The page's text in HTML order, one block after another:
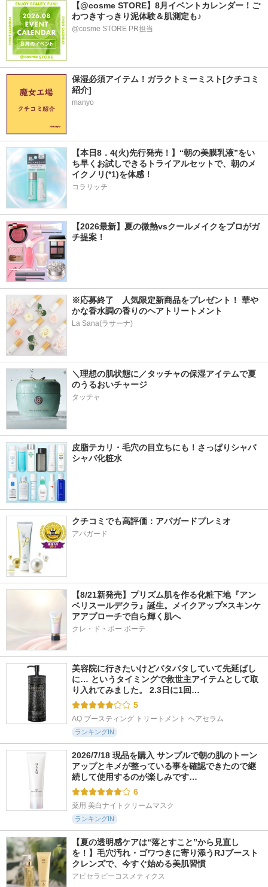
【@cosme STORE】8月イベントカレンダー！ご
わつきすっきり泥体験＆肌測定も♪
@cosme STORE PR担当
保湿必須アイテム！ガラクトミーミスト[クチコミ
紹介]
manyo
【本日8．4(火)先行発売！】“朝の美膜乳液”をい
ち早くお試しできるトライアルセットで、朝のメ
イクノリ(*1)を体感！
コラリッチ
【2026最新】夏の微熱vsクールメイクをプロがガ
チ提案！
※応募終了　人気限定新商品をプレゼント！ 華や
かな香水調の香りのヘアトリートメント
La Sana(ラサーナ)
＼理想の肌状態に／タッチャの保湿アイテムで夏
のうるおいチャージ
タッチャ
皮脂テカリ・毛穴の目立ちにも！さっぱりシャバ
シャバ化粧水
クチコミでも高評価：アパガードプレミオ
アパガード
【8/21新発売】プリズム肌を作る化粧下地『アン
ベリスールデクラ』誕生。メイクアップ×スキンケ
アアプローチで自ら輝く肌へ
クレ・ド・ポー ボーテ
美容院に行きたいけどバタバタしていて先延ばし
に… というタイミングで救世主アイテムとして取
り入れてみました。 2.3日に1回…
5
AQ ブースティング トリートメント ヘアセラム
ランキングIN
2026/7/18 現品を購入 サンプルで朝の肌のトーン
アップとキメが整っている事を確認できたので継
続して使用するのが楽しみです…
6
薬用 美白ナイトクリームマスク
ランキングIN
【夏の透明感ケアは“落とすこと”から見直し
を！】毛穴汚れ・ゴワつきに寄り添うRJブースト
クレンズで、今すぐ始める美肌習慣
アピセラピーコスメティクス